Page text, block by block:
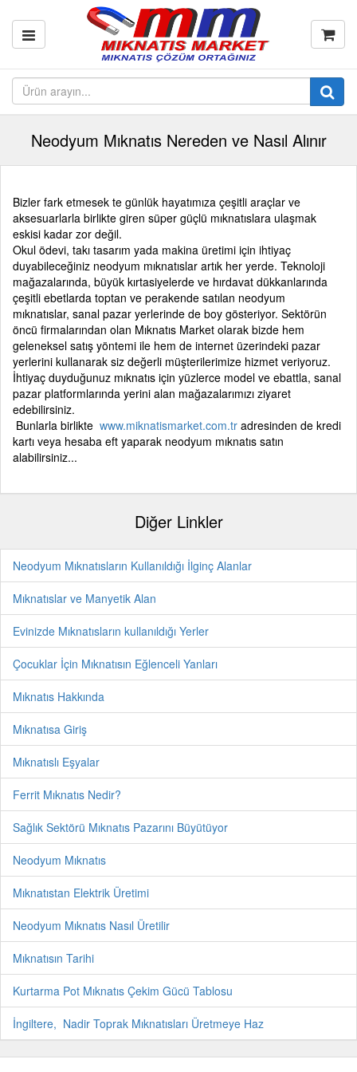
Neodyum Mıknatıs Nereden ve Nasıl Alınır
Bizler fark etmesek te günlük hayatımıza çeşitli araçlar ve
aksesuarlarla birlikte giren süper güçlü mıknatıslara ulaşmak
eskisi kadar zor değil.
Okul ödevi, takı tasarım yada makina üretimi için ihtiyaç
duyabileceğiniz neodyum mıknatıslar artık her yerde. Teknoloji
mağazalarında, büyük kırtasiyelerde ve hırdavat dükkanlarında
çeşitli ebetlarda toptan ve perakende satılan neodyum
mıknatıslar, sanal pazar yerlerinde de boy gösteriyor. Sektörün
öncü firmalarından olan Mıknatıs Market olarak bizde hem
geleneksel satış yöntemi ile hem de internet üzerindeki pazar
yerlerini kullanarak siz değerli müşterilerimize hizmet veriyoruz.
İhtiyaç duyduğunuz mıknatıs için yüzlerce model ve ebattla, sanal
pazar platformlarında yerini alan mağazalarımızı ziyaret
edebilirsiniz.
Bunlarla birlikte www.miknatismarket.com.tr adresinden de kredi
kartı veya hesaba eft yaparak neodyum mıknatıs satın
alabilirsiniz...
Diğer Linkler
Neodyum Mıknatısların Kullanıldığı İlginç Alanlar
Mıknatıslar ve Manyetik Alan
Evinizde Mıknatısların kullanıldığı Yerler
Çocuklar İçin Mıknatısın Eğlenceli Yanları
Mıknatıs Hakkında
Mıknatısa Giriş
Mıknatıslı Eşyalar
Ferrit Mıknatıs Nedir?
Sağlık Sektörü Mıknatıs Pazarını Büyütüyor
Neodyum Mıknatıs
Mıknatıstan Elektrik Üretimi
Neodyum Mıknatıs Nasıl Üretilir
Mıknatısın Tarihi
Kurtarma Pot Mıknatıs Çekim Gücü Tablosu
İngiltere, Nadir Toprak Mıknatısları Üretmeye Haz